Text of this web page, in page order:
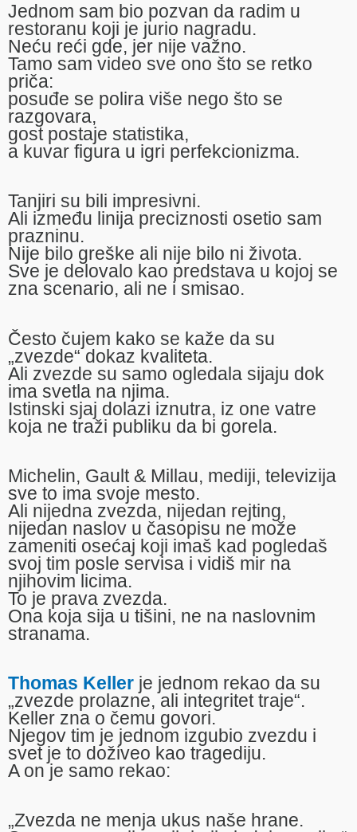
Jednom sam bio pozvan da radim u
restoranu koji je jurio nagradu.
Neću reći gde, jer nije važno.
Tamo sam video sve ono što se retko
priča:
posuđe se polira više nego što se
razgovara,
gost postaje statistika,
a kuvar figura u igri perfekcionizma.
Tanjiri su bili impresivni.
Ali između linija preciznosti osetio sam
prazninu.
Nije bilo greške ali nije bilo ni života.
Sve je delovalo kao predstava u kojoj se
zna scenario, ali ne i smisao.
Često čujem kako se kaže da su
„zvezde“ dokaz kvaliteta.
Ali zvezde su samo ogledala sijaju dok
ima svetla na njima.
Istinski sjaj dolazi iznutra, iz one vatre
koja ne traži publiku da bi gorela.
Michelin, Gault & Millau, mediji, televizija
sve to ima svoje mesto.
Ali nijedna zvezda, nijedan rejting,
nijedan naslov u časopisu ne može
zameniti osećaj koji imaš kad pogledaš
svoj tim posle servisa i vidiš mir na
njihovim licima.
To je prava zvezda.
Ona koja sija u tišini, ne na naslovnim
stranama.
Thomas Keller je jednom rekao da su
„zvezde prolazne, ali integritet traje“.
Keller zna o čemu govori.
Njegov tim je jednom izgubio zvezdu i
svet je to doživeo kao tragediju.
A on je samo rekao:
„Zvezda ne menja ukus naše hrane.